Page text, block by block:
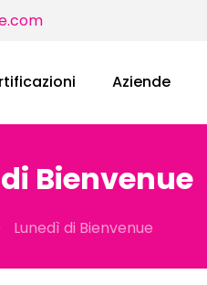
Aziende
Bienvenue
Lunedì di Bienvenue